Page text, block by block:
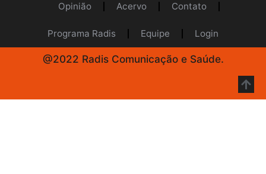
Opinião Acervo Contato
Programa Radis Equipe Login
@2022 Radis Comunicação e Saúde.